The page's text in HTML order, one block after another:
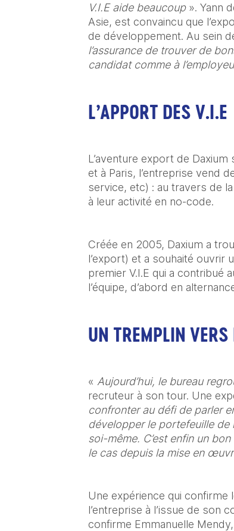
V.I.E aide beaucoup ». Yann
Asie, est convaincu que
de développement. Au sein
l’assurance de trouver de
candidat comme à
L’APPORT DES V.I.E
L’aventure export de
et à Paris, l’entreprise vend
service, etc) : au travers de
à leur activité en no-code.
Créée en 2005, Daxium a
l’export) et a souhaité ouvrir
premier V.I.E qui a contribué
l’équipe, d’abord en
UN TREMPLIN VERS
« Aujourd’hui, le bureau
recruteur à son tour. Une
confronter au défi de parler
développer le portefeuille de
soi-même. C’est enfin un
le cas depuis la mise en
Une expérience qui confirme
l’entreprise à l’issue de son
confirme Emmanuelle